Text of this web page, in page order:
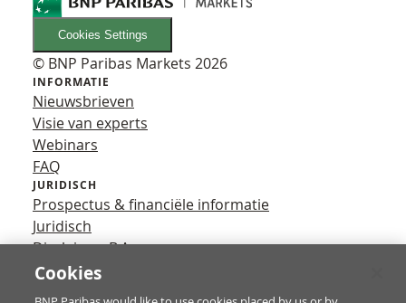
Cookies Settings
© BNP Paribas Markets 2026
INFORMATIE
Nieuwsbrieven
Visie van experts
Webinars
FAQ
JURIDISCH
Prospectus & financiële informatie
Juridisch
Disclaimer B.A.
Privacy
Cookies